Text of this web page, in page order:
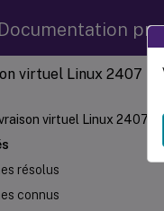
Documentation
virtuel Linux 2407
virtuel Linux 2407
résolus
connus